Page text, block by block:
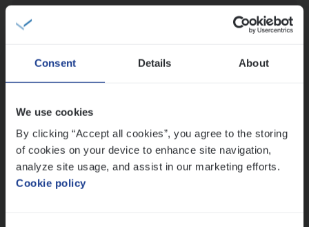
Consent Details About
We use cookies
By clicking “Accept all cookies”, you agree to the storing
of cookies on your device to enhance site navigation,
analyze site usage, and assist in our marketing efforts.
Cookie policy
Busi­ness Mana­ger Mari­ne Cargo
People Management, Sales Management
Antwerpen
Lees onze verhalen
Meer dan collega’s: hoe Julie en Aurélie elkaar
versterken
Mathias houdt van diepgaande dossiers én droge